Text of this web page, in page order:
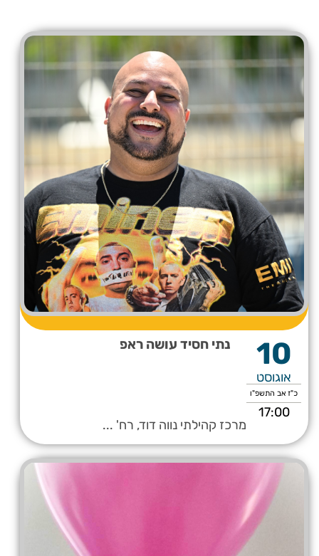
10
אוגוסט
כ"ז אב התשפ"ו
17:00
נתי חסיד עושה ראפ
מרכז קהילתי נווה דוד, רח' ...